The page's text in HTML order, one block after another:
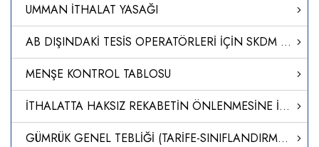
UMMAN İTHALAT YASAĞI
AB DIŞINDAKİ TESİS OPERATÖRLERİ İÇİN SKDM UYGULAMASINA İLİŞKİN REHBER
MENŞE KONTROL TABLOSU
İTHALATTA HAKSIZ REKABETİN ÖNLENMESİNE İLİŞKİN TEBLİĞ (NO: 2024/15)
GÜMRÜK GENEL TEBLİĞİ (TARİFE-SINIFLANDIRMA KARARLARI) (SERİ NO: 40)’NDE DEĞİŞİKLİK YAPILMASINA DAİR TEBLİĞ (SERİ NO: 41)